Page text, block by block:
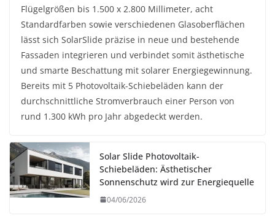
Flügelgrößen bis 1.500 x 2.800 Millimeter, acht
Standardfarben sowie verschiedenen Glasoberflächen
lässt sich SolarSlide präzise in neue und bestehende
Fassaden integrieren und verbindet somit ästhetische
und smarte Beschattung mit solarer Energiegewinnung.
Bereits mit 5 Photovoltaik-Schiebeläden kann der
durchschnittliche Stromverbrauch einer Person von
rund 1.300 kWh pro Jahr abgedeckt werden.
Solar Slide Photovoltaik-
Schiebeläden: Ästhetischer
Sonnenschutz wird zur Energiequelle
04/06/2026